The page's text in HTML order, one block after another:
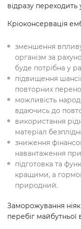
відразу переходить
Кріоконсервація
зменшення
організм за
буде потрібна у
підвищення
повторних
можливість
вдаючись до
використання
матеріал
зниження
навантаження
підготовка та
кращими, а
природний.
Заморожування ніяк
перебіг майбутньої